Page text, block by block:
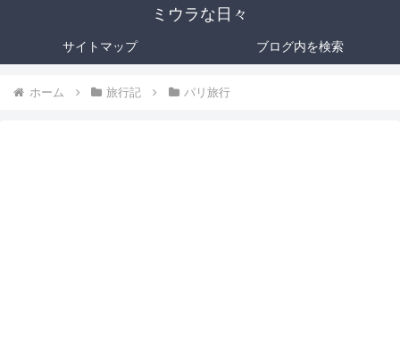
ミウラな日々
サイトマップ ブログ内を検索
ホーム 旅行記 パリ旅行